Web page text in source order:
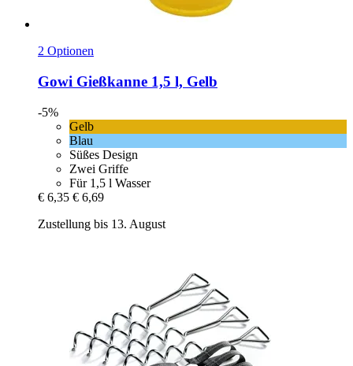
2 Optionen
Gowi Gießkanne 1,5 l, Gelb
-5%
Gelb
Blau
Süßes Design
Zwei Griffe
Für 1,5 l Wasser
€ 6,35 € 6,69
Zustellung bis 13. August